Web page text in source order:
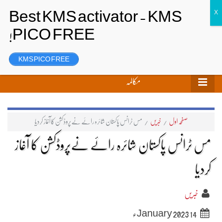
رجسٹر
مکالمہ
صفحہ اول / خبریں / مس ٹرانس پاکستان شائرہ رائے نےپروڈکشن کا آغاز کردیا
مس ٹرانس پاکستان شائرہ رائے نےپروڈکشن کا آغاز
کردیا
خبریں
14 January 2023ء
KMS PICO FREE